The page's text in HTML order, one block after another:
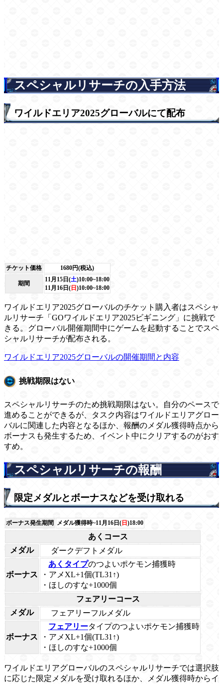
スペシャルリサーチの入手方法
ワイルドエリア2025グローバルにて配布
チケット価格 1680円(税込)
期間
11月15日(土)10:00~18:00
11月16日( 日 )10:00~18:00
ワイルドエリア2025グローバルのチケット購入者はスペシャ
ルリサーチ「GOワイルドエリア2025ビギニング」に挑戦で
きる。グローバル開催期間中にゲームを起動することでスペ
シャルリサーチが配布される。
ワイルドエリア2025グローバルの開催期間と内容
挑戦期限はない
スペシャルリサーチのため挑戦期限はない。自分のペースで
進めることができるが、タスク内容はワイルドエリアグロー
バルに関連した内容となるほか、報酬のメダル獲得時点から
ボーナスも発生するため、イベント中にクリアするのがおす
すめ。
スペシャルリサーチの報酬
限定メダルとボーナスなどを受け取れる
ボーナス発生期間 メダル獲得時~11月16日( 日 )18:00
あくコース
メダル
ダークデフトメダル
ボーナス
あくタイプのつよいポケモン捕獲時
・アメXL+1個(TL31↑)
・ほしのすな+1000個
フェアリーコース
メダル
フェアリーフルメダル
ボーナス
フェアリータイプのつよいポケモン捕獲時
・アメXL+1個(TL31↑)
・ほしのすな+1000個
ワイルドエリアグローバルのスペシャルリサーチでは選択肢
に応じた限定メダルを受け取れるほか、メダル獲得時からイ